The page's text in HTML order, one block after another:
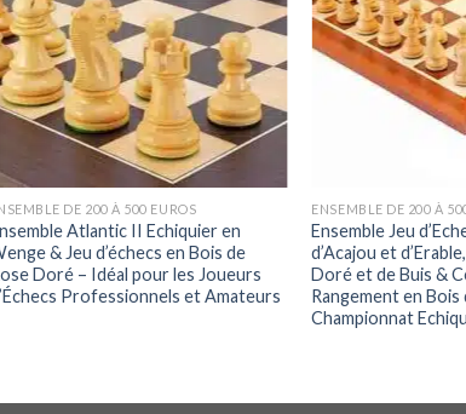
DE 200 À 500 EUROS
Atlantic II Echiquier en
& Jeu d’échecs en Bois de
Doré – Idéal pour les Joueurs
Professionnels et Amateurs
ENSEMBLE DE 200 À
Ensemble Jeu
d’Acajou et
Doré et de Buis &
Rangement en Bois
Championnat